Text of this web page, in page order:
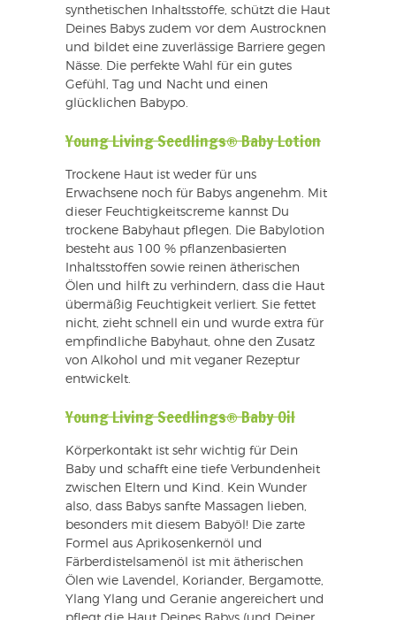
synthetischen Inhaltsstoffe, schützt die Haut
Deines Babys zudem vor dem Austrocknen
und bildet eine zuverlässige Barriere gegen
Nässe. Die perfekte Wahl für ein gutes
Gefühl, Tag und Nacht und einen
glücklichen Babypo.
Young Living Seedlings® Baby Lotion
Trockene Haut ist weder für uns
Erwachsene noch für Babys angenehm. Mit
dieser Feuchtigkeitscreme kannst Du
trockene Babyhaut pflegen. Die Babylotion
besteht aus 100 % pflanzenbasierten
Inhaltsstoffen sowie reinen ätherischen
Ölen und hilft zu verhindern, dass die Haut
übermäßig Feuchtigkeit verliert. Sie fettet
nicht, zieht schnell ein und wurde extra für
empfindliche Babyhaut, ohne den Zusatz
von Alkohol und mit veganer Rezeptur
entwickelt.
Young Living Seedlings® Baby Oil
Körperkontakt ist sehr wichtig für Dein
Baby und schafft eine tiefe Verbundenheit
zwischen Eltern und Kind. Kein Wunder
also, dass Babys sanfte Massagen lieben,
besonders mit diesem Babyöl! Die zarte
Formel aus Aprikosenkernöl und
Färberdistelsamenöl ist mit ätherischen
Ölen wie Lavendel, Koriander, Bergamotte,
Ylang Ylang und Geranie angereichert und